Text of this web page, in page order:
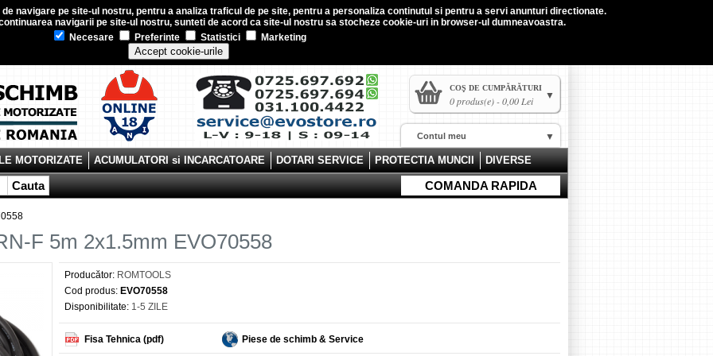
navigare pe site-ul nostru, pentru a analiza traficul de pe site, pentru a personaliza continutul si pentru a servi anunturi directionate.
navigarii pe site-ul nostru, sunteti de acord ca site-ul nostru sa stocheze cookie-uri in browser-ul dumneavoastra.
Necesare
Preferinte Statistici Marketing
Accept cookie-urile
COŞ DE CUMPĂRĂTURI
0 produs(e) - 0,00 Lei
Cauta COMANDA RAPIDA
Contul meu
MOTORIZATE ACUMULATORI si INCARCATOARE DOTARI SERVICE PROTECTIA MUNCII DIVERSE
F 5m 2x1.5mm EVO70558
Producător: ROMTOOLS
Cod produs: EVO70558
Disponibilitate: 1-5 ZILE
Fisa Tehnica (pdf) Piese de schimb & Service